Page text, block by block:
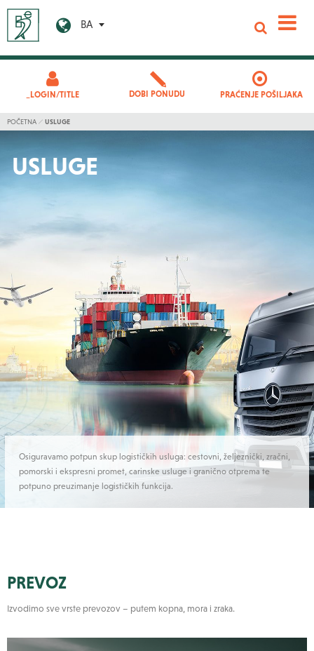
BA
_LOGIN/TITLE DOBI PONUDU PRAĆENJE POŠILJAKA
POČETNA USLUGE
USLUGE
Osiguravamo potpun skup logističkih usluga: cestovni, željeznički, zračni,
pomorski i ekspresni promet, carinske usluge i granično otprema te
potpuno preuzimanje logističkih funkcija.
PREVOZ
Izvodimo sve vrste prevozov – putem kopna, mora i zraka.